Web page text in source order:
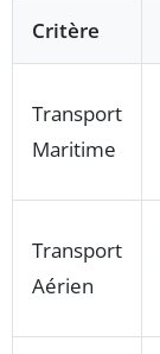
Critère
Transport
Maritime
Transport
Aérien